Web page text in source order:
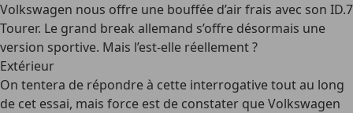
Volkswagen nous offre une bouffée d’air frais avec son ID.7
Tourer. Le grand break allemand s’offre désormais une
version sportive. Mais l’est-elle réellement ?
Extérieur
On tentera de répondre à cette interrogative tout au long
de cet essai, mais force est de constater que Volkswagen